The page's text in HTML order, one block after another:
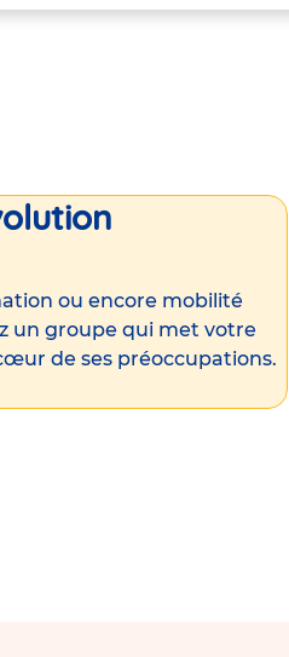
ou encore mobilité
un groupe qui met votre
de ses préoccupations.